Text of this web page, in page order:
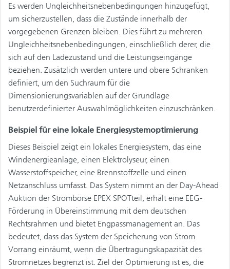
Es werden Ungleichheitsnebenbedingungen hinzugefügt,
um sicherzustellen, dass die Zustände innerhalb der
vorgegebenen Grenzen bleiben. Dies führt zu mehreren
Ungleichheitsnebenbedingungen, einschließlich derer, die
sich auf den Ladezustand und die Leistungseingänge
beziehen. Zusätzlich werden untere und obere Schranken
definiert, um den Suchraum für die
Dimensionierungsvariablen auf der Grundlage
benutzerdefinierter Auswahlmöglichkeiten einzuschränken.
Beispiel für eine lokale Energiesystemoptimierung
Dieses Beispiel zeigt ein lokales Energiesystem, das eine
Windenergieanlage, einen Elektrolyseur, einen
Wasserstoffspeicher, eine Brennstoffzelle und einen
Netzanschluss umfasst. Das System nimmt an der Day-Ahead
Auktion der Strombörse EPEX SPOTteil, erhält eine EEG-
Förderung in Übereinstimmung mit dem deutschen
Rechtsrahmen und bietet Engpassmanagement an. Das
bedeutet, dass das System der Speicherung von Strom
Vorrang einräumt, wenn die Übertragungskapazität des
Stromnetzes begrenzt ist. Ziel der Optimierung ist es, die